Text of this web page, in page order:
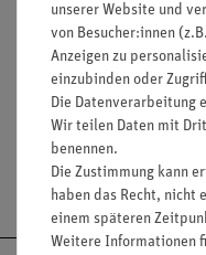
Media / Downloads
unserer Website und
von Besucher:innen
Anzeigen zu
einzubinden oder
Die Datenverarbeitung
Wir teilen Daten mit
benennen.
Die Zustimmung kann
haben das Recht,
einem späteren
Weitere Informationen